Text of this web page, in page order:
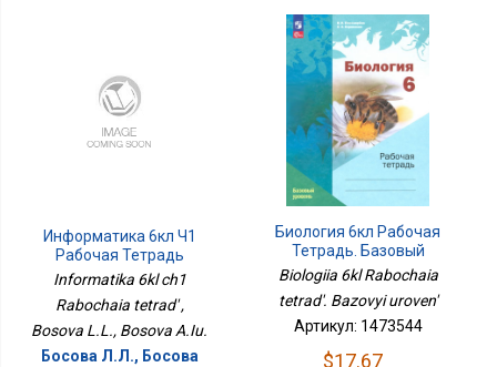
Информатика 6кл Ч1
Рабочая Тетрадь
Informatika 6kl ch1
Rabochaia tetrad' ,
Bosova L.L., Bosova A.Iu.
Босова Л.Л., Босова
Биология 6кл Рабочая
Тетрадь. Базовый
Уровень
Biologiia 6kl Rabochaia
tetrad'. Bazovyi uroven'
Артикул: 1473544
$17.67